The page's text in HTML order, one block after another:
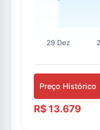
Preço Histórico
R$ 13.679